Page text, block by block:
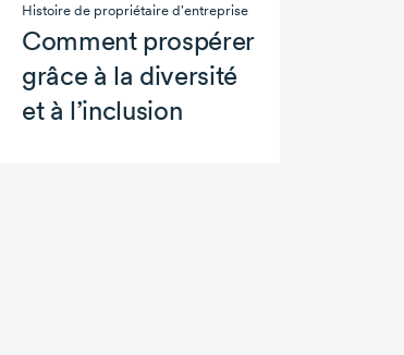
Histoire de propriétaire d'entreprise
Comment prospérer
grâce à la diversité
et à l’inclusion